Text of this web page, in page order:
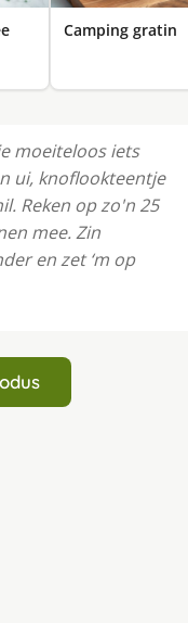
Camping gratin
moeiteloos iets
ui, knoflookteentje
Reken op zo'n 25
mee. Zin
en zet ‘m op